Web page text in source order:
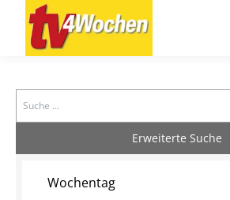
Search
Erweiterte Suche
Wochentag